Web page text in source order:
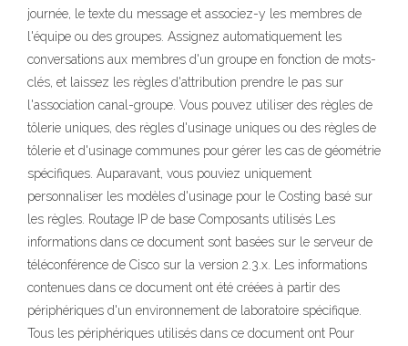
journée, le texte du message et associez-y les membres de
l'équipe ou des groupes. Assignez automatiquement les
conversations aux membres d'un groupe en fonction de mots-
clés, et laissez les règles d'attribution prendre le pas sur
l'association canal-groupe. Vous pouvez utiliser des règles de
tôlerie uniques, des règles d'usinage uniques ou des règles de
tôlerie et d'usinage communes pour gérer les cas de géométrie
spécifiques. Auparavant, vous pouviez uniquement
personnaliser les modèles d'usinage pour le Costing basé sur
les règles. Routage IP de base Composants utilisés Les
informations dans ce document sont basées sur le serveur de
téléconférence de Cisco sur la version 2.3.x. Les informations
contenues dans ce document ont été créées à partir des
périphériques d'un environnement de laboratoire spécifique.
Tous les périphériques utilisés dans ce document ont Pour